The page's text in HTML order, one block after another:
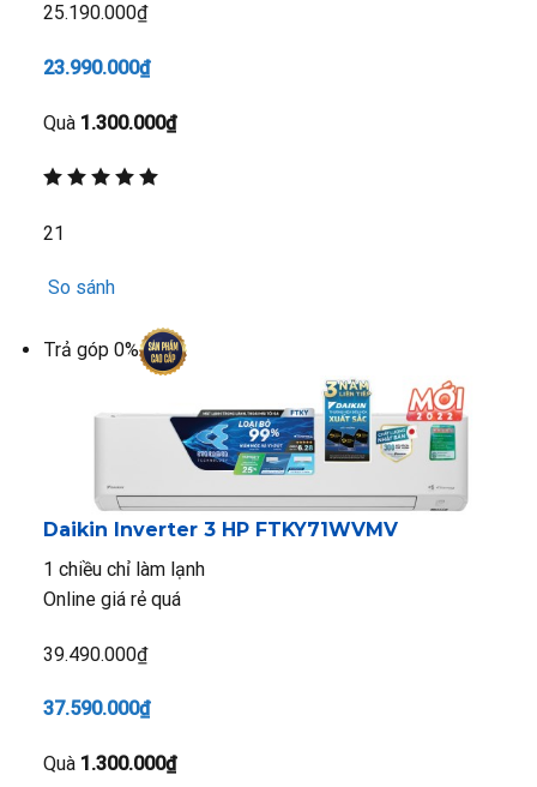
25.190.000₫
23.990.000₫
Quà 1.300.000₫
21
So sánh
Trả góp 0%
Daikin Inverter 3 HP FTKY71WVMV
1 chiều chỉ làm lạnh
Online giá rẻ quá
39.490.000₫
37.590.000₫
Quà 1.300.000₫